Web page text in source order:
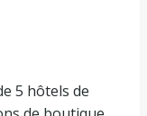
5 hôtels de